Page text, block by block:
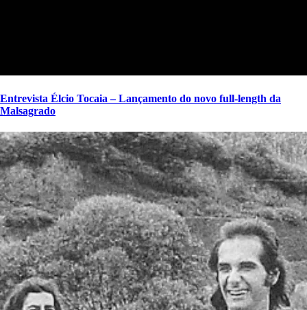
Entrevista Élcio Tocaia – Lançamento do novo full-length da
Malsagrado